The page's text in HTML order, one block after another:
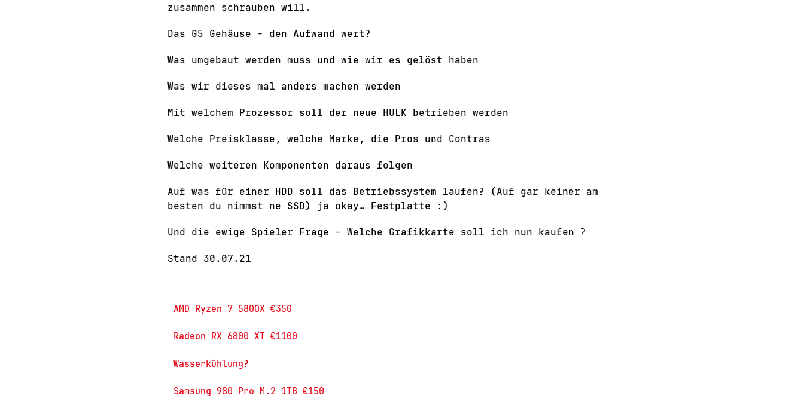
zusammen schrauben will.
Das G5 Gehäuse - den Aufwand wert?
Was umgebaut werden muss und wie wir es gelöst haben
Was wir dieses mal anders machen werden
Mit welchem Prozessor soll der neue HULK betrieben werden
Welche Preisklasse, welche Marke, die Pros und Contras
Welche weiteren Komponenten daraus folgen
Auf was für einer HDD soll das Betriebssystem laufen? (Auf gar keiner am
besten du nimmst ne SSD) ja okay… Festplatte :)
Und die ewige Spieler Frage - Welche Grafikkarte soll ich nun kaufen ?
Stand 30.07.21
AMD Ryzen 7 5800X €350
Radeon RX 6800 XT €1100
Wasserkühlung?